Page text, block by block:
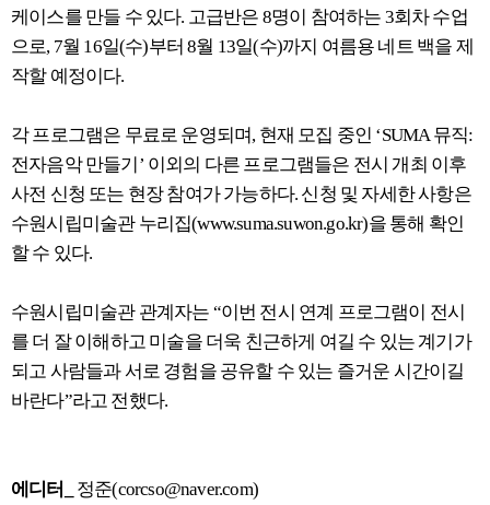
케이스를 만들 수 있다. 고급반은 8명이 참여하는 3회차 수업
으로, 7월 16일(수)부터 8월 13일(수)까지 여름용 네트 백을 제
작할 예정이다.
각 프로그램은 무료로 운영되며, 현재 모집 중인 ‘SUMA 뮤직:
전자음악 만들기’ 이외의 다른 프로그램들은 전시 개최 이후
사전 신청 또는 현장 참여가 가능하다. 신청 및 자세한 사항은
수원시립미술관 누리집(www.suma.suwon.go.kr)을 통해 확인
할 수 있다.
수원시립미술관 관계자는 “이번 전시 연계 프로그램이 전시
를 더 잘 이해하고 미술을 더욱 친근하게 여길 수 있는 계기가
되고 사람들과 서로 경험을 공유할 수 있는 즐거운 시간이길
바란다”라고 전했다.
에디터_ 정준(corcso@naver.com)